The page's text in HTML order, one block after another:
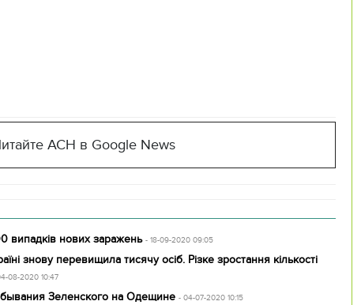
АСН в Google News
випадків нових заражень - 18-09-2020 09:05
знову перевищила тисячу осіб. Різке зростання кількості
08-2020 10:47
Зеленского на Одещине - 04-07-2020 10:15